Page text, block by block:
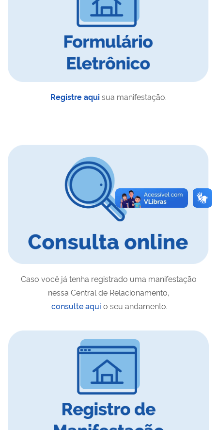
Registre aquisua manifestação.
Caso você já tenha registrado uma manifestação
nessa Central de Relacionamento,
consulte aqui o seu andamento.